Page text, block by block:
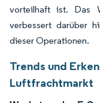
vorteilhaft ist. Das
verbessert darüber
dieser Operationen.
Trends und
Luftfrachtmarkt